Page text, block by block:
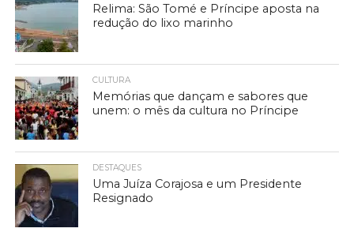
Relima: São Tomé e Príncipe aposta na
redução do lixo marinho
CULTURA
Memórias que dançam e sabores que
unem: o mês da cultura no Príncipe
DESTAQUES
Uma Juíza Corajosa e um Presidente
Resignado